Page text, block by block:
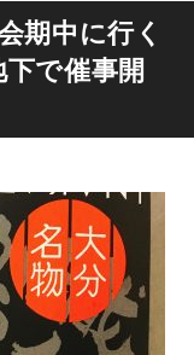
期中に行く
で催事開